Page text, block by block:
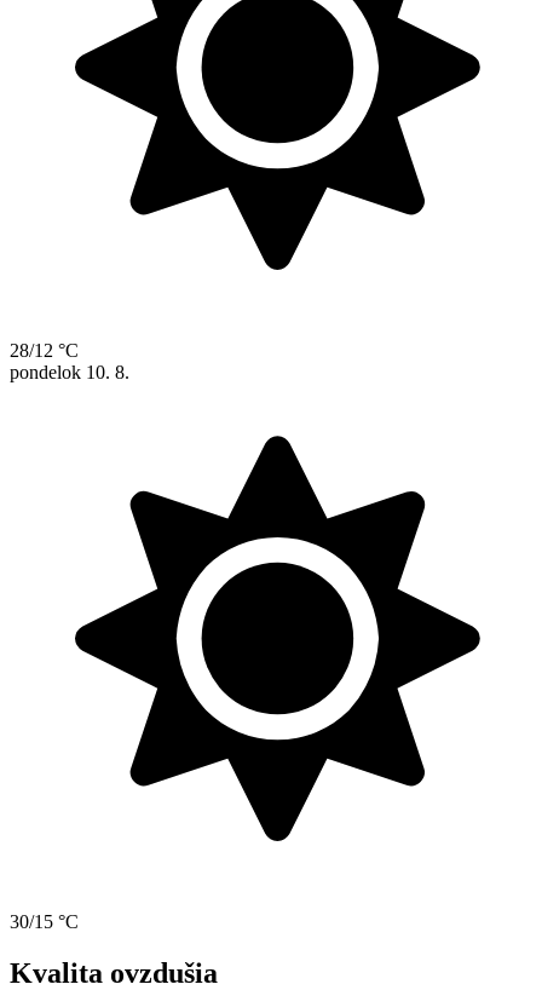
28/12 °C
pondelok 10. 8.
30/15 °C
Kvalita ovzdušia